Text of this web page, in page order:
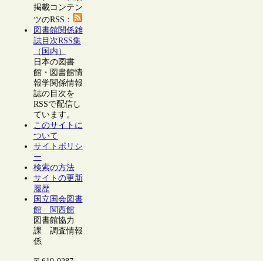
掲載コンテン
ツのRSS：
図書館関係雑
誌目次RSS集
（国内）
日本の図書
館・図書館情
報学関係情報
誌の目次を
RSSで配信し
ています。
このサイトに
ついて
サイトポリシ
ー
検索の方法
サイトの更新
履歴
国立国会図書
館 関西館
図書館協力
課 調査情報
係